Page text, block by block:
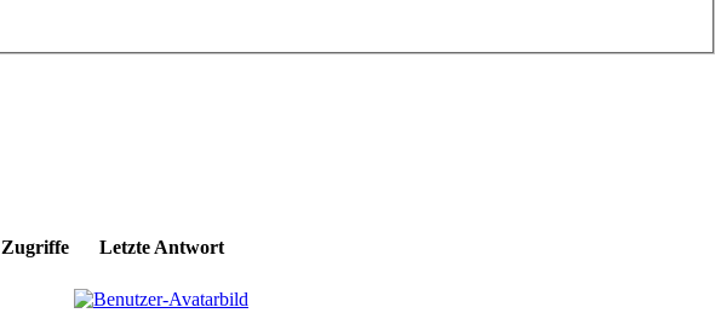
Zugriffe Letzte Antwort